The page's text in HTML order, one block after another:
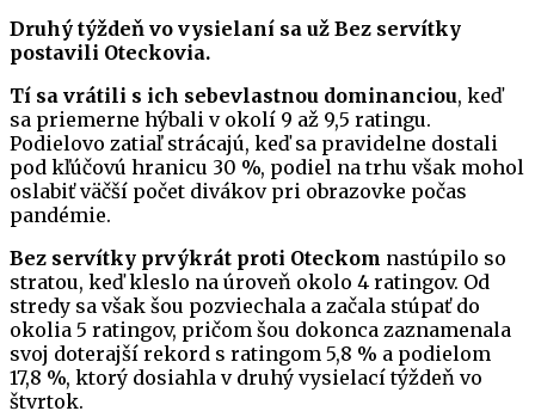
Druhý týždeň vo vysielaní sa už Bez servítky
postavili Oteckovia.
Tí sa vrátili s ich sebevlastnou dominanciou, keď
sa priemerne hýbali v okolí 9 až 9,5 ratingu.
Podielovo zatiaľ strácajú, keď sa pravidelne dostali
pod kľúčovú hranicu 30 %, podiel na trhu však mohol
oslabiť väčší počet divákov pri obrazovke počas
pandémie.
Bez servítky prvýkrát proti Oteckom nastúpilo so
stratou, keď kleslo na úroveň okolo 4 ratingov. Od
stredy sa však šou pozviechala a začala stúpať do
okolia 5 ratingov, pričom šou dokonca zaznamenala
svoj doterajší rekord s ratingom 5,8 % a podielom
17,8 %, ktorý dosiahla v druhý vysielací týždeň vo
štvrtok.